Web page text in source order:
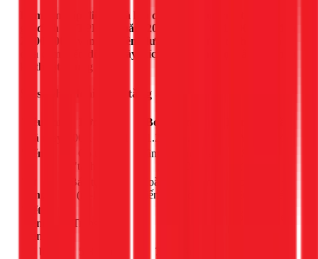
Bơm tăng áp điện tử là lựa chọn phù hợp nhất cho đa số
gia đình tại TPHCM năm 2026, với giá từ 1.200.000đ đến
2.500.000đ, vận hành êm dưới 35dB, tự động hoàn toàn
qua cảm biến dòng chảy, kích thước nhỏ gọn lắp vừa hộp
kỹ thuật chung cư.
So sánh 3 loại bơm tăng áp
Tiêu chí Bơm điện tử
Giá máy
800K – 1.5M 1.2M – 2.5M
Tiếng
"tạch tạch"
Gần như im lặng
động
Bán tự động
(rơ-le cơ)
Hoàn toàn (cảm
biến dòng chảy)
Tiết
kiệm
điện
Trung bình
Độ bền
7-10 năm